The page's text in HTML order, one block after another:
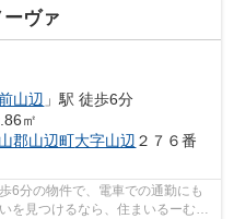
ヴァ
山辺 」駅 徒歩6分
㎡
郡山辺町大字山辺 ２７６番
6分の物件で、電車での通勤にも
を見つけるなら、住まいるーむ情